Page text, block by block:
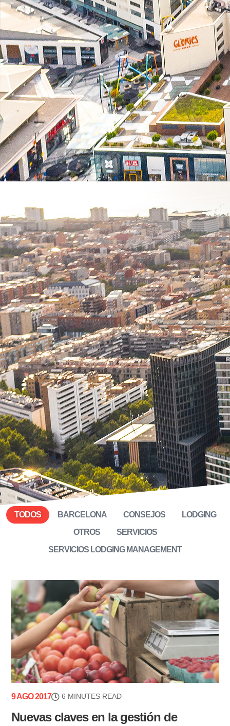
BARCELONA CONSEJOS
LODGING
OTROS
SERVICIOS
SERVICIOS LODGING MANAGEMENT
TODOS
9 AGO 2017 6 MINUTES READ
Nuevas claves en la gestión de